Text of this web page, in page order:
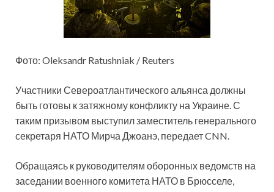
Фото: Oleksandr Ratushniak / Reuters
Участники Североатлантического альянса должны
быть готовы к затяжному конфликту на Украине. С
таким призывом выступил заместитель генерального
секретаря НАТО Мирча Джоанэ, передает CNN.
Обращаясь к руководителям оборонных ведомств на
заседании военного комитета НАТО в Брюсселе,